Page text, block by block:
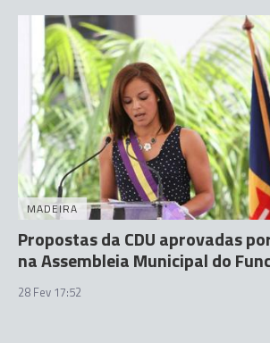
MADEIRA
Propostas da CDU aprovadas
na Assembleia Municipal do
28 Fev 17:52